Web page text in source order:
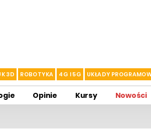
3D ROBOTYKA 4G I 5G UKŁADY
Opinie Kursy Nowości